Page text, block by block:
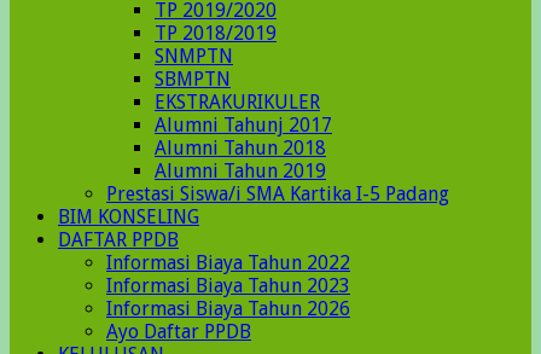
TP 2019/2020
TP 2018/2019
SNMPTN
SBMPTN
EKSTRAKURIKULER
Alumni Tahunj 2017
Alumni Tahun 2018
Alumni Tahun 2019
Prestasi Siswa/i SMA Kartika I-5 Padang
BIM KONSELING
DAFTAR PPDB
Informasi Biaya Tahun 2022
Informasi Biaya Tahun 2023
Informasi Biaya Tahun 2026
Ayo Daftar PPDB